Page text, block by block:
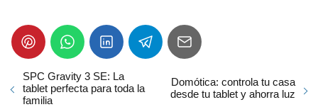
SPC Gravity 3 SE: La
tablet perfecta para toda la
familia
Domótica: controla tu casa
desde tu tablet y ahorra luz